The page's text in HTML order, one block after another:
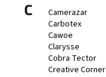
C
Camerazar
Carbotex
Cawoe
Clarysse
Cobra Tector
Creative Corner
HLEDAT